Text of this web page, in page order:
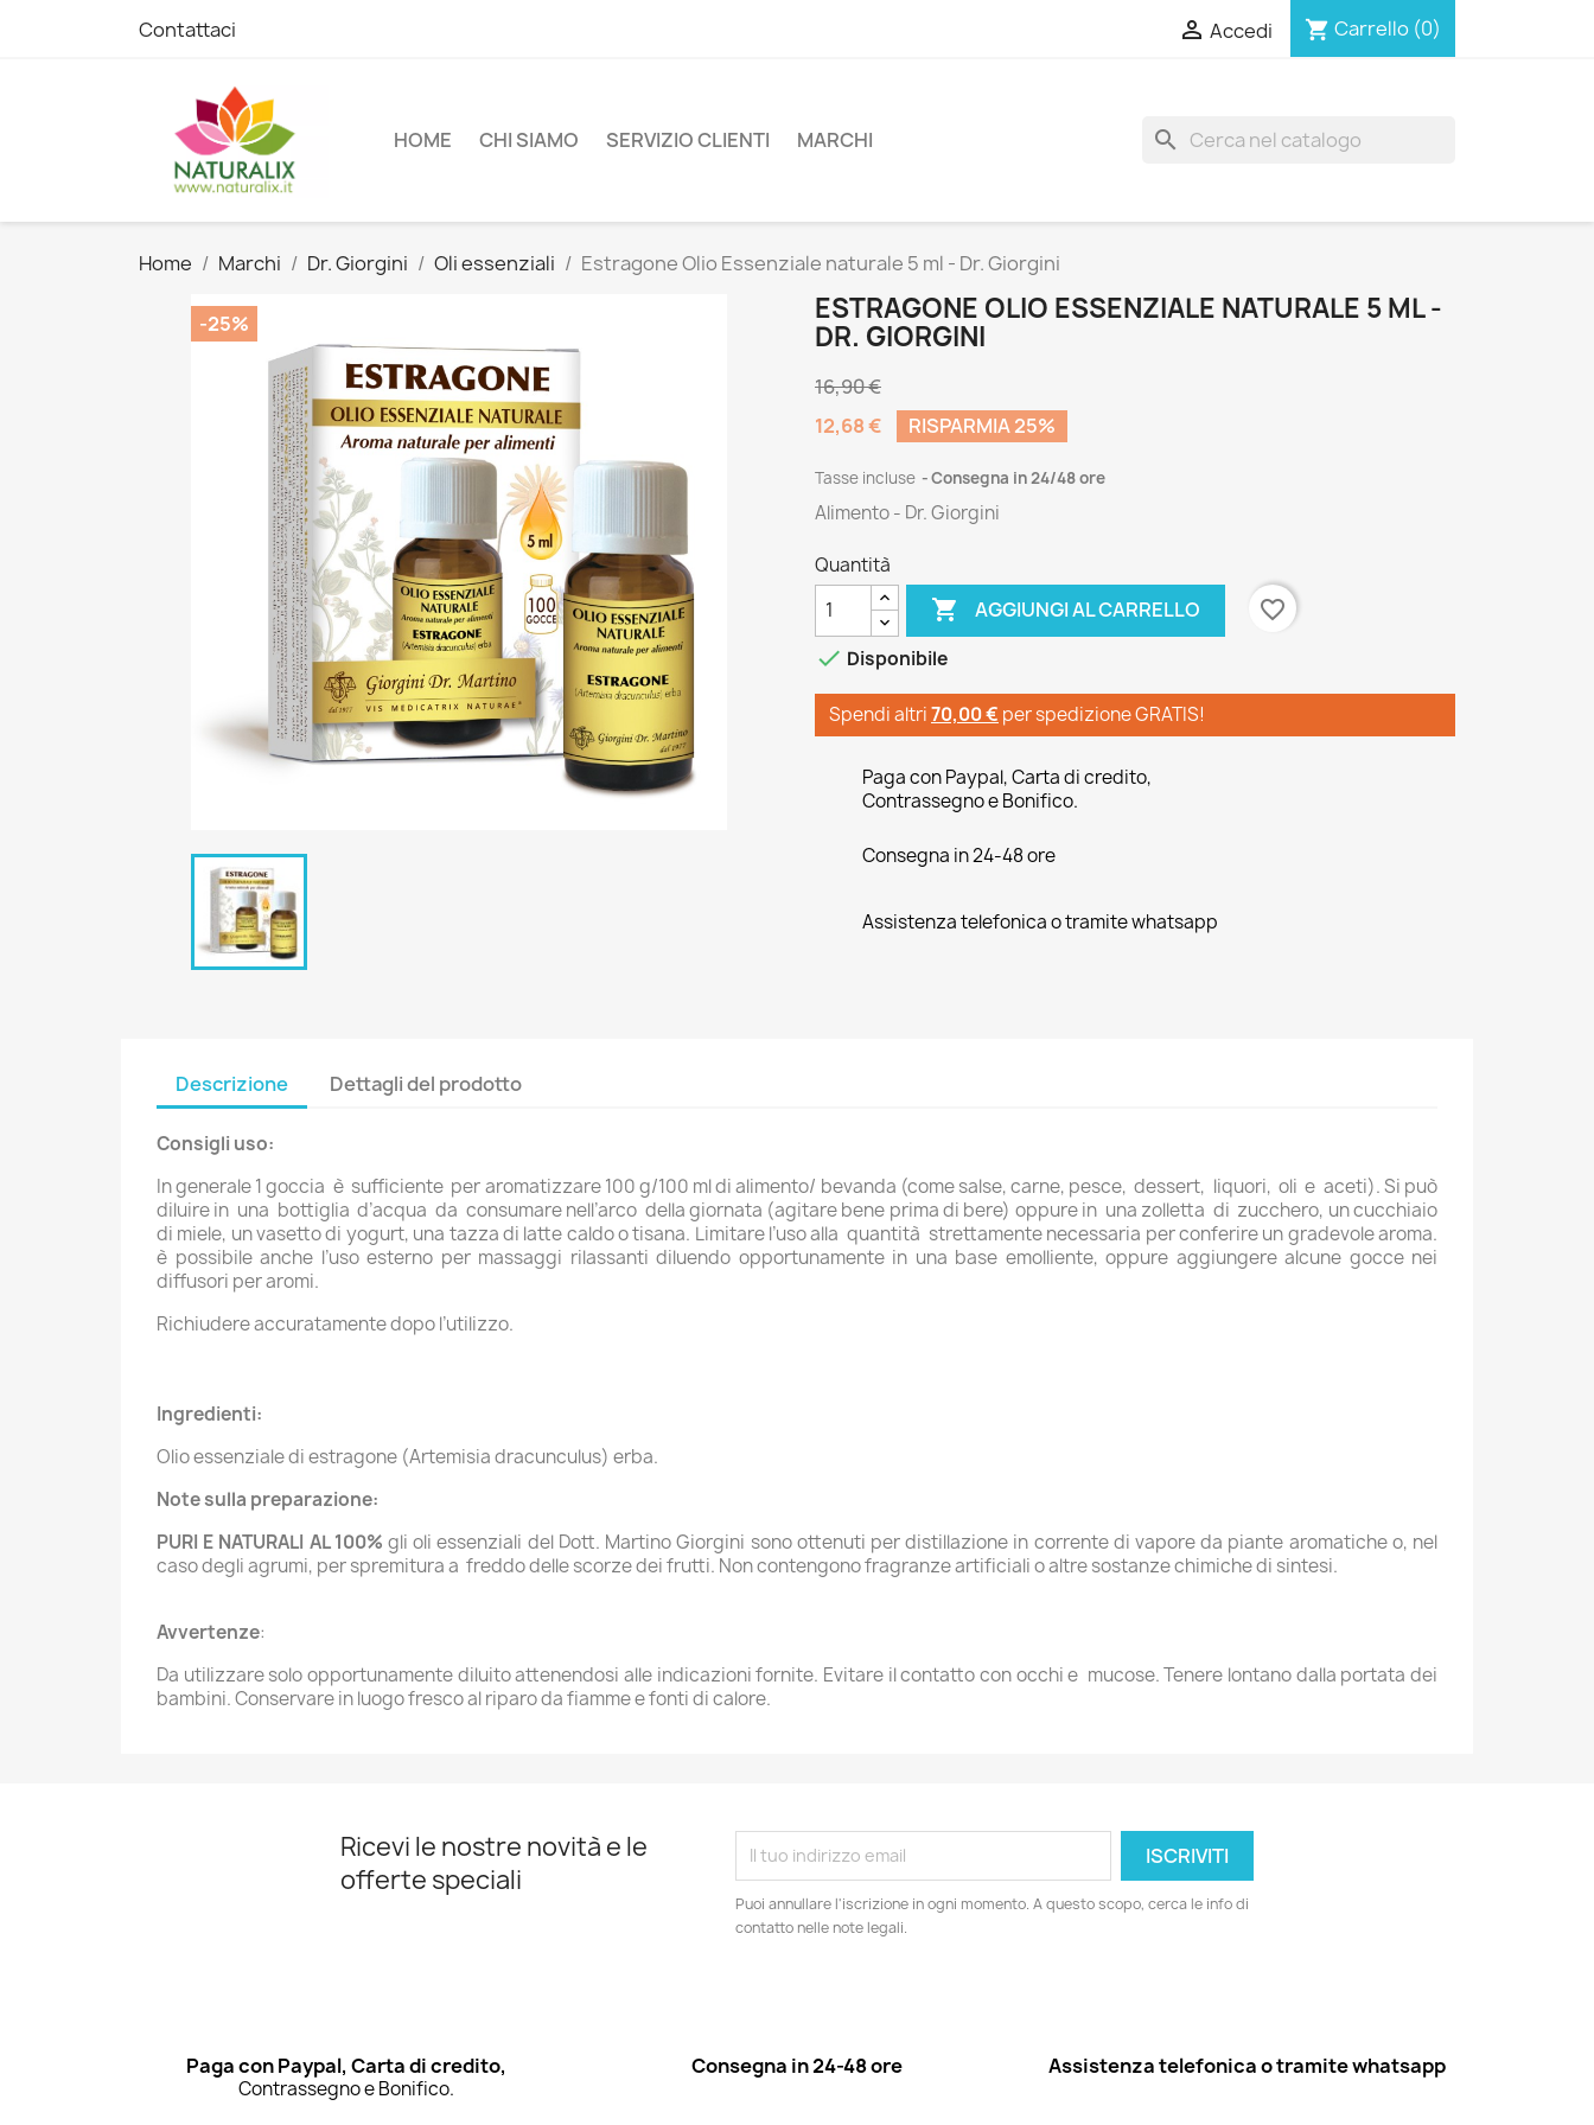
Contattaci  Accedi shopping_cart Carrello (0)
HOME CHI SIAMO SERVIZIO CLIENTI MARCHI search
Home Marchi Dr. Giorgini Oli essenziali Estragone Olio Essenziale naturale 5 ml - Dr. Giorgini
-25%
ESTRAGONE OLIO ESSENZIALE NATURALE 5 ML -
DR. GIORGINI
16,90 €
12,68 €
RISPARMIA 25%
Tasse incluse Consegna in 24/48 ore
Alimento - Dr. Giorgini
Quantità
 AGGIUNGI AL CARRELLO
favorite_border
 Disponibile
Spendi altri70,00 € per spedizione GRATIS!
Paga con Paypal, Carta di credito,
Contrassegno e Bonifico.
Consegna in 24-48 ore
Assistenza telefonica o tramite whatsapp
Descrizione Dettagli del prodotto
Consigli uso:
In generale 1 goccia è sufficiente per aromatizzare 100 g/100 ml di alimento/ bevanda (come salse, carne, pesce, dessert, liquori, oli e aceti). Si può
diluire in una bottiglia d’acqua da consumare nell’arco della giornata (agitare bene prima di bere) oppure in una zolletta di zucchero, un cucchiaio
di miele, un vasetto di yogurt, una tazza di latte caldo o tisana. Limitare l’uso alla quantità strettamente necessaria per conferire un gradevole aroma.
è possibile anche l’uso esterno per massaggi rilassanti diluendo opportunamente in una base emolliente, oppure aggiungere alcune gocce nei
diffusori per aromi.
Richiudere accuratamente dopo l’utilizzo.
Ingredienti:
Olio essenziale di estragone (Artemisia dracunculus) erba.
Note sulla preparazione:
PURI E NATURALI AL 100%gli oli essenziali del Dott. Martino Giorgini sono ottenuti per distillazione in corrente di vapore da piante aromatiche o, nel
caso degli agrumi, per spremitura a freddo delle scorze dei frutti. Non contengono fragranze artificiali o altre sostanze chimiche di sintesi.
Avvertenze:
Da utilizzare solo opportunamente diluito attenendosi alle indicazioni fornite. Evitare il contatto con occhi e mucose. Tenere lontano dalla portata dei
bambini. Conservare in luogo fresco al riparo da fiamme e fonti di calore.
Ricevi le nostre novità e le
offerte speciali
Puoi annullare l'iscrizione in ogni momento. A questo scopo, cerca le info di
contatto nelle note legali.
Paga con Paypal, Carta di credito,
Contrassegno e Bonifico.
Consegna in 24-48 ore Assistenza telefonica o tramite whatsapp